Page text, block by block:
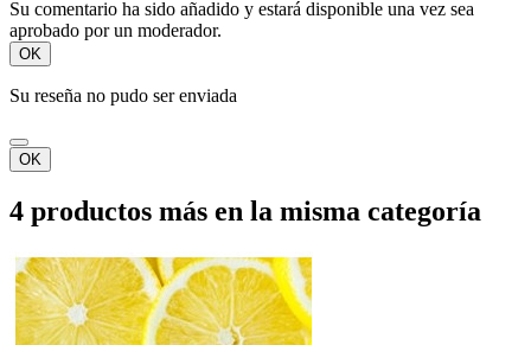
Su comentario ha sido añadido y estará disponible una vez sea
aprobado por un moderador.
OK
Su reseña no pudo ser enviada
OK
4 productos más en la misma categoría